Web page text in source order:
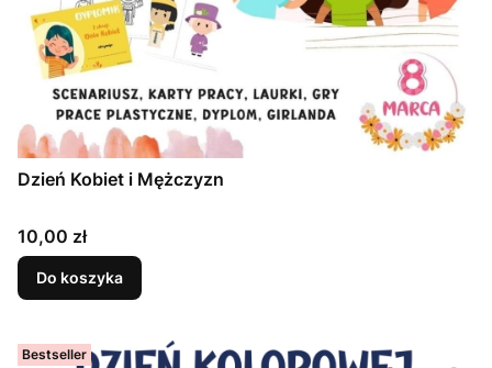
Dzień Kobiet i Mężczyzn
Cena
10,00 zł
Do koszyka
Bestseller